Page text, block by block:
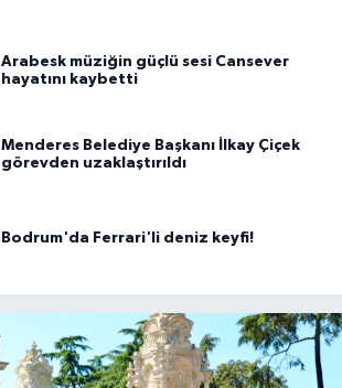
Arabesk müziğin güçlü sesi Cansever
hayatını kaybetti
Menderes Belediye Başkanı İlkay Çiçek
görevden uzaklaştırıldı
Bodrum'da Ferrari'li deniz keyfi!